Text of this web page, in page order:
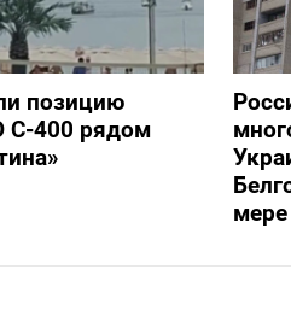
позицию
С-400 рядом